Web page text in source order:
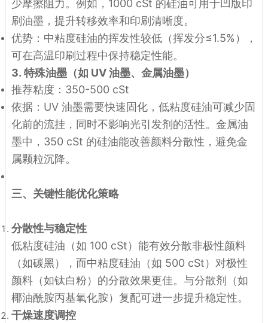
少摩擦阻力。例如，1000 cSt 的硅油可用于凹版印
刷油墨，提升转移效率和印刷清晰度。
优势 ：中粘度硅油的挥发性较低（挥发分≤1.5%），
可在高温印刷过程中保持稳定性能。
3. 特殊油墨（如 UV 油墨、金属油墨）
推荐粘度 ：350-500 cSt
依据：UV 油墨需要快速固化，低粘度硅油可减少固
化前的流挂，同时不影响光引发剂的活性。金属油
墨中，350 cSt 的硅油能改善颜料分散性，避免金
属颗粒沉降。
三、关键性能优化策略
分散性与稳定性
低粘度硅油（如 100 cSt）能有效分散非极性颜料
（如碳黑），而中粘度硅油（如 500 cSt）对极性
颜料（如钛白粉）的分散效果更佳。与分散剂（如
椰油酰胺丙基氧化胺）复配可进一步提升稳定性。
干燥速度调控